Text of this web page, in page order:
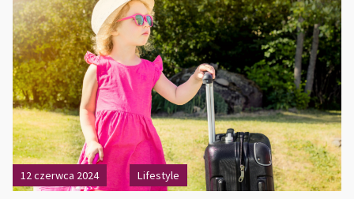
12 czerwca 2024 Lifestyle